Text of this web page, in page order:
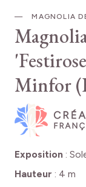
MAGNOLIA
Minfor
Exposition :
Hauteur : 4 m